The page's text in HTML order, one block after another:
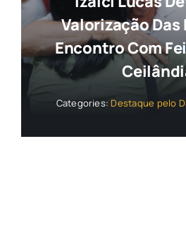
Valorização Das
Encontro Com
Categories: Destaque pelo